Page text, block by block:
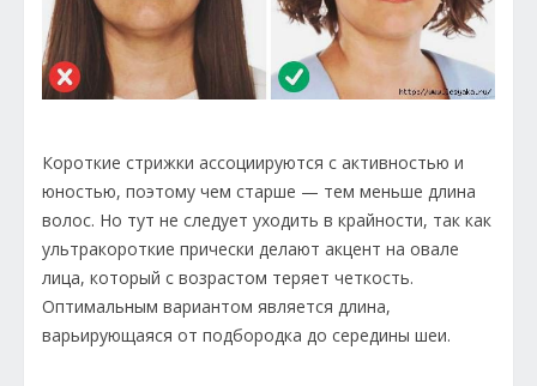
Короткие стрижки ассоциируются с активностью и
юностью, поэтому чем старше — тем меньше длина
волос. Но тут не следует уходить в крайности, так как
ультракороткие прически делают акцент на овале
лица, который с возрастом теряет четкость.
Оптимальным вариантом является длина,
варьирующаяся от подбородка до середины шеи.